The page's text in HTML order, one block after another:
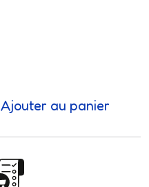
Ajouter au panier